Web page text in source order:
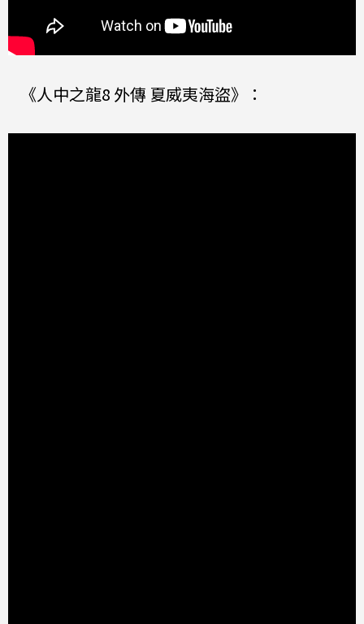
《人中之龍8 外傳 夏威夷海盜》：